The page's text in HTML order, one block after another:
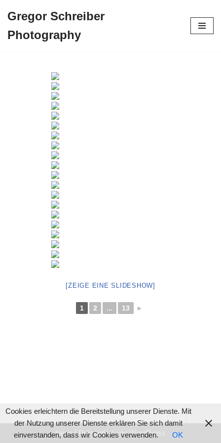
Inhalt
Gregor Schreiber
Photography
[ZEIGE EINE SLIDESHOW]
1 2 ... 13 ►
Neve| Präsentiert vonWordPress
Cookies erleichtern die Bereitstellung unserer Dienste. Mit
der Nutzung unserer Dienste erklären Sie sich damit
einverstanden, dass wir Cookies verwenden.
OK